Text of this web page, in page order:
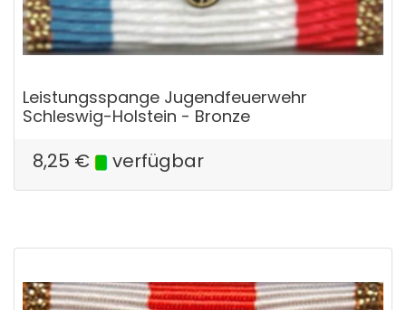
Leistungsspange Jugendfeuerwehr
Schleswig-Holstein - Bronze
8,25 € verfügbar